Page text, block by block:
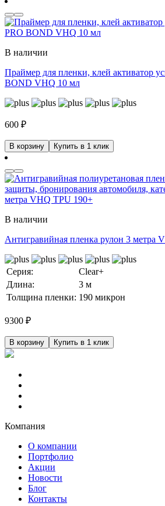
В наличии
Праймер для пленки, клей активатор
BOND VHQ 10 мл
600 ₽
В корзину Купить в 1 клик
В наличии
Антигравийная пленка рулон 3 метра
Серия:
Clear+
Длина:
3 м
Толщина пленки: 190 микрон
9300 ₽
В корзину Купить в 1 клик
Компания
О компании
Портфолио
Акции
Новости
Блог
Контакты